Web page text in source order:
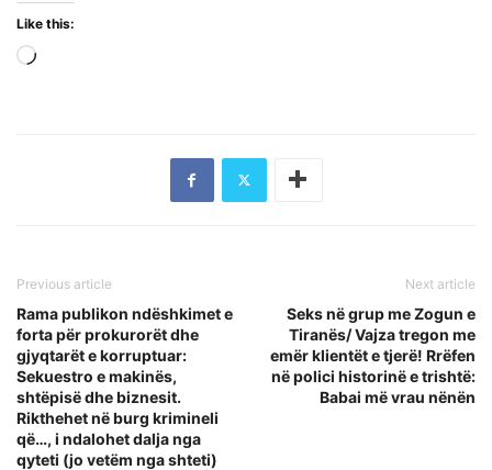
Like this:
Previous article
Rama publikon ndëshkimet e
forta për prokurorët dhe
gjyqtarët e korruptuar:
Sekuestro e makinës,
shtëpisë dhe biznesit.
Rikthehet në burg krimineli
që…, i ndalohet dalja nga
qyteti (jo vetëm nga shteti)
Next article
Seks në grup me Zogun e
Tiranës/ Vajza tregon me
emër klientët e tjerë! Rrëfen
në polici historinë e trishtë:
Babai më vrau nënën